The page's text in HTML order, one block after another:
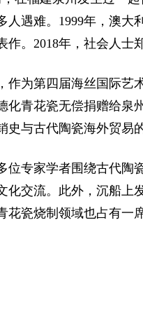
人遇难。1999年，澳
作。2018年，社会人士
作为第四届海丝国际艺
化青花瓷无偿捐赠给泉
史与古代陶瓷海外贸易
位专家学者围绕古代陶
化交流。此外，沉船上
花瓷烧制领域也占有一